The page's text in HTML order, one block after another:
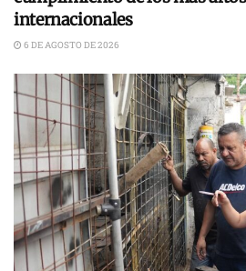
internacionales
6 DE AGOSTO DE 2026